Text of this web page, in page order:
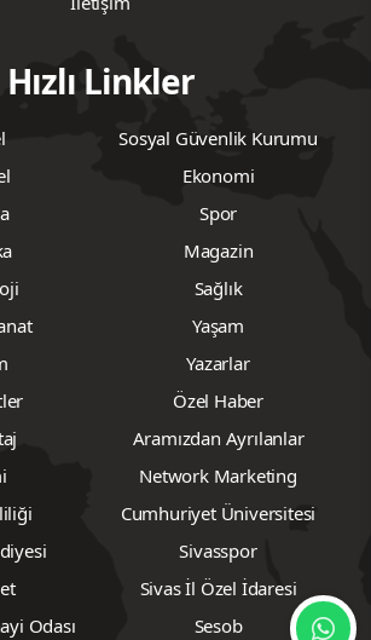
Hızlı Linkler
Sosyal Güvenlik Kurumu
Ekonomi
Spor
Magazin
Sağlık
Yaşam
Yazarlar
Özel Haber
Aramızdan Ayrılanlar
Network Marketing
Cumhuriyet Üniversitesi
Sivasspor
Sivas İl Özel İdaresi
Odası
Sesob